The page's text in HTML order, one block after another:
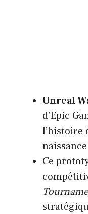
Unreal
d’Epic
l’histoire
Ce